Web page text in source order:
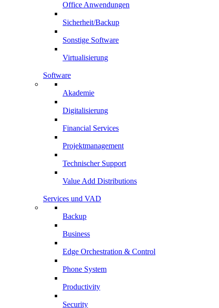
Office Anwendungen
Sicherheit/Backup
Sonstige Software
Virtualisierung
Software
Akademie
Digitalisierung
Financial Services
Projektmanagement
Technischer Support
Value Add Distributions
Services und VAD
Backup
Business
Edge Orchestration & Control
Phone System
Productivity
Security